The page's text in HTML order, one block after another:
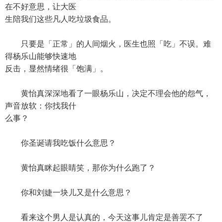
在不好意思，让大医
生陪我们这些凡人吃垃圾食品。
只要是「正常」的人间烟火，医生也照「吃」不误。难
得杨乐山能够快速地
反击，显然情绪很「饱满」。
黄怡真深深地看了一眼杨乐山，决定不理会他的怨气，
声音放软：你找我什
么事？
你圣诞请我吃饭什么意思？
黄怡真眯起眼睛笑，那你为什么跑了？
你和刘婕一块儿又是什么意思？
看来这个男人是认真的，今天这事儿肯定是善罢不了